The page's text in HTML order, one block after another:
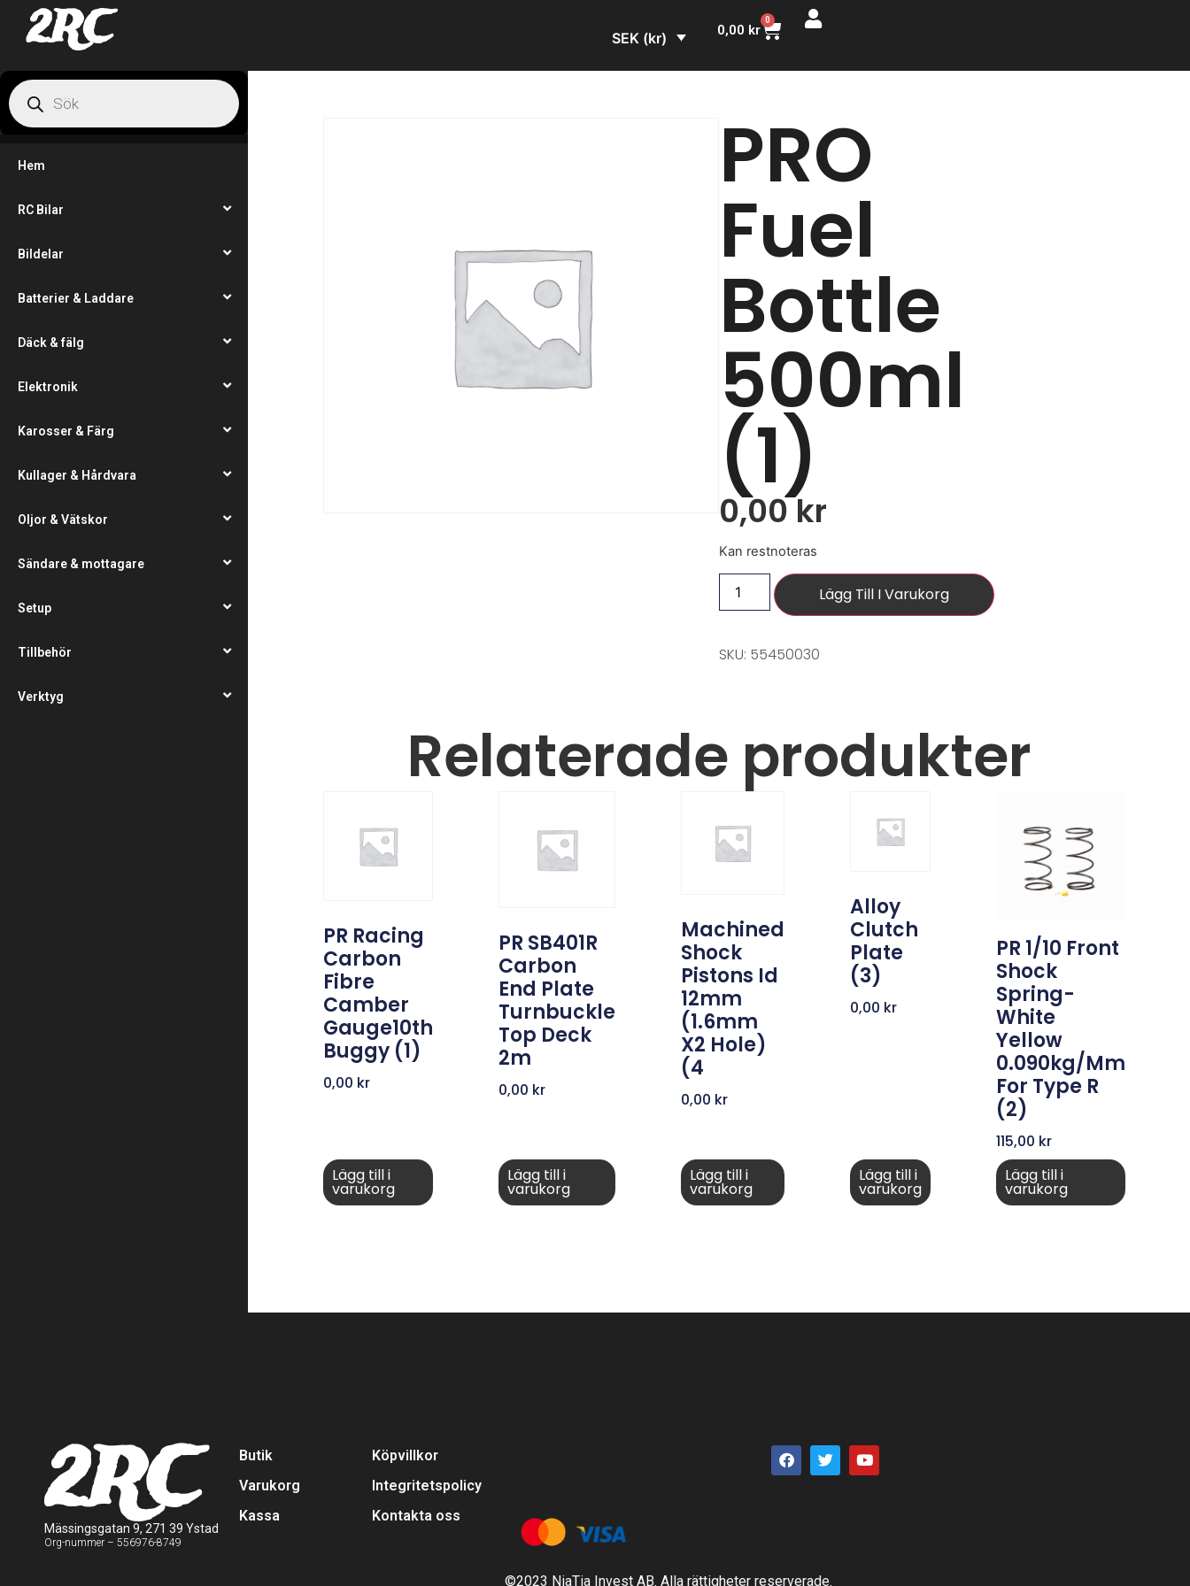
2RC SEK (kr) 0,00 kr
0
Hem
RC Bilar
Bildelar
Batterier & Laddare
Däck & fälg
Elektronik
Karosser & Färg
Kullager & Hårdvara
Oljor & Vätskor
Sändare & mottagare
Setup
Tillbehör
Verktyg
PRO
Fuel
Bottle
500ml
(1)
0,00kr
Kan restnoteras
Lägg Till I Varukorg
SKU: 55450030
Relaterade produkter
PR Racing
Carbon
Fibre
Camber
Gauge10th
Buggy (1)
0,00 kr
Lägg till i
varukorg
PR SB401R
Carbon
End Plate
Turnbuckle
Top Deck
2m
0,00 kr
Lägg till i
varukorg
Machined
Shock
Pistons Id
12mm
(1.6mm
X2 Hole)
(4
0,00 kr
Lägg till i
varukorg
Alloy
Clutch
Plate
(3)
0,00 kr
Lägg till i
varukorg
PR 1/10 Front
Shock
Spring-
White
Yellow
0.090kg/mm
For Type R
(2)
115,00 kr
Lägg till i
varukorg
2RC
Mässingsgatan 9, 271 39 Ystad
Org-nummer – 556976-8749
Butik
Varukorg
Kassa
Köpvillkor
Integritetspolicy
Kontakta oss
©2023 NiaTia Invest AB. Alla rättigheter reserverade.